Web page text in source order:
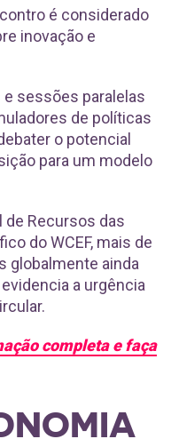
é considerado
inovação e
sessões paralelas
de políticas
o potencial
para um modelo
de Recursos das
do WCEF, mais de
globalmente ainda
a urgência
completa e faça